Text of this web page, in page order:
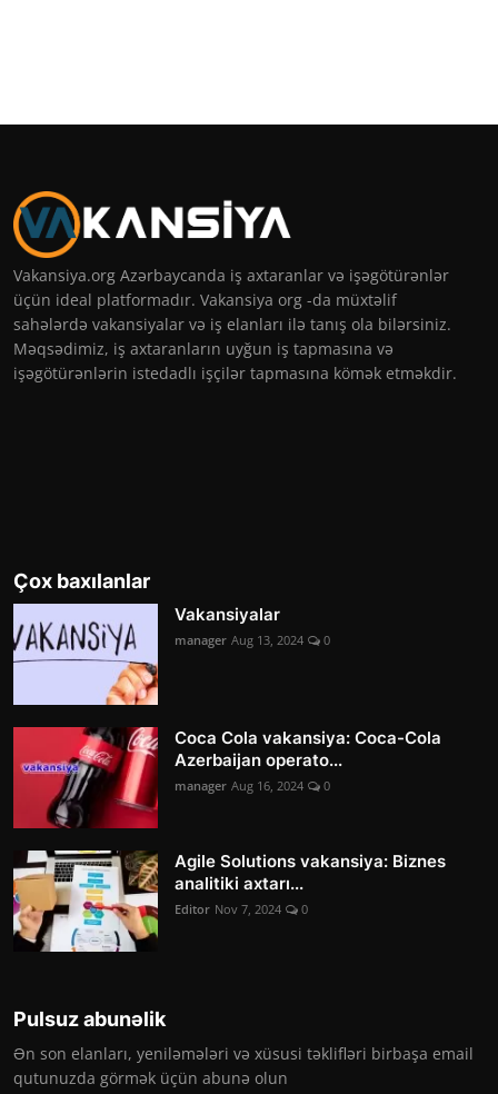
Vakansiya.org Azərbaycanda iş axtaranlar və işəgötürənlər
üçün ideal platformadır. Vakansiya org -da müxtəlif
sahələrdə vakansiyalar və iş elanları ilə tanış ola bilərsiniz.
Məqsədimiz, iş axtaranların uyğun iş tapmasına və
işəgötürənlərin istedadlı işçilər tapmasına kömək etməkdir.
Çox baxılanlar
Vakansiyalar
manager Aug 13, 2024 0
Coca Cola vakansiya: Coca-Cola
Azerbaijan operato...
manager Aug 16, 2024 0
Agile Solutions vakansiya: Biznes
analitiki axtarı...
Editor Nov 7, 2024 0
Pulsuz abunəlik
Ən son elanları, yeniləmələri və xüsusi təklifləri birbaşa email
qutunuzda görmək üçün abunə olun